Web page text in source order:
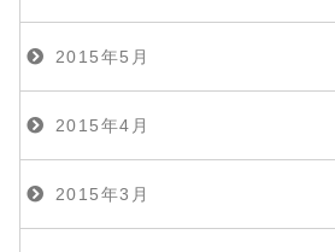
2015年5月
2015年4月
2015年3月